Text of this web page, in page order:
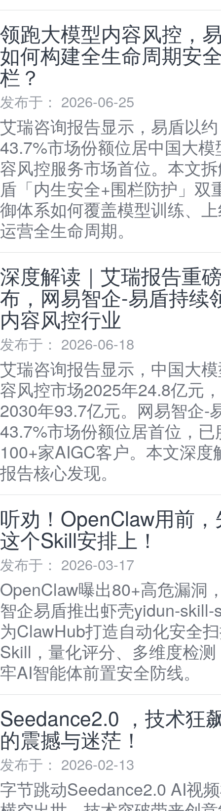
领跑大模型内容风控，
如何构建全生命周期安
栏？
发布于： 2026-06-25
艾瑞咨询报告显示，易盾以约
43.7%市场份额位居中国大模
容风控服务市场首位。本文
盾「内生安全+围栏防护」双
御体系如何覆盖模型训练、
运营全生命周期。
深度解读｜艾瑞报告重
布，网易智企-易盾持续
内容风控行业
发布于： 2026-06-18
艾瑞咨询报告显示，中国大
容风控市场2025年24.8亿元
2030年93.7亿元。网易智企-
43.7%市场份额位居首位，已
100+家AIGC客户。本文深度
报告核心发现。
听劝！OpenClaw用前
这个Skill安排上！
发布于： 2026-03-17
OpenClaw曝出80+高危漏洞
智企易盾推出虾壳yidun-skill-
为ClawHub打造自动化安全
Skill，量化评分、多维度检
牢AI智能体前置安全防线。
Seedance2.0 ，技术狂
的震撼与迷茫！
发布于： 2026-02-13
字节跳动Seedance2.0 AI视